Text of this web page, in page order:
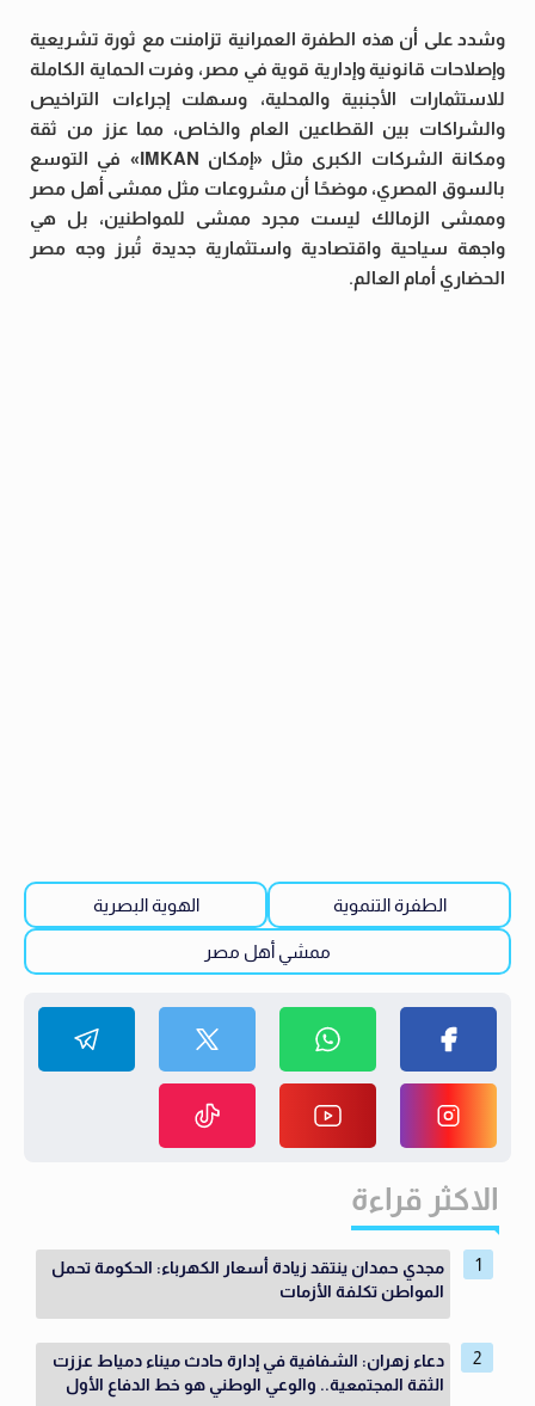
وشدد على أن هذه الطفرة العمرانية تزامنت مع ثورة تشريعية
وإصلاحات قانونية وإدارية قوية في مصر، وفرت الحماية الكاملة
للاستثمارات الأجنبية والمحلية، وسهلت إجراءات التراخيص
والشراكات بين القطاعين العام والخاص، مما عزز من ثقة
ومكانة الشركات الكبرى مثل «إمكان IMKAN» في التوسع
بالسوق المصري، موضحًا أن مشروعات مثل ممشى أهل مصر
وممشى الزمالك ليست مجرد ممشى للمواطنين، بل هي
واجهة سياحية واقتصادية واستثمارية جديدة تُبرز وجه مصر
الحضاري أمام العالم.
الطفرة التنموية الهوية البصرية
ممشي أهل مصر
الاكثر قراءة
مجدي حمدان ينتقد زيادة أسعار الكهرباء: الحكومة تحمل
المواطن تكلفة الأزمات
دعاء زهران: الشفافية في إدارة حادث ميناء دمياط عززت
الثقة المجتمعية.. والوعي الوطني هو خط الدفاع الأول